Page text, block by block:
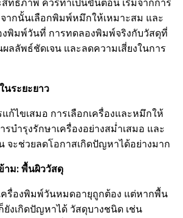
ทธิภาพ ควรทำเป็นขั้นตอน เริ่มจากการ
ากนั้นเลือกพิมพ์หมึกให้เหมาะสม และ
งพิมพ์วันที่ การทดลองพิมพ์จริงกับวัสดุที่
ลลัพธ์ชัดเจน และลดความเสี่ยงในการ
ระยะยาว
ก้ไขเสมอ การเลือกเครื่องและหมึกให้
บำรุงรักษาเครื่องอย่างสม่ำเสมอ และ
จะช่วยลดโอกาสเกิดปัญหาได้อย่างมาก
าม: พื้นผิววัสดุ
ครื่องพิมพ์วันหมดอายุถูกต้อง แต่หากพื้น
ยังเกิดปัญหาได้ วัสดุบางชนิด เช่น